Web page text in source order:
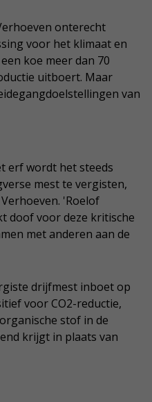
onterecht
voor het klimaat en
koe meer dan 70
uitboert. Maar
van
erf wordt het steeds
mest te vergisten,
'Roelof
doof voor deze kritische
met anderen aan de
drijfmest inboet op
voor CO2-reductie,
stof in de
krijgt in plaats van